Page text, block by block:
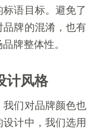
语目标。避免了
牌的混淆，也有
牌整体性。
计风格
们对品牌颜色也
计中，我们选用